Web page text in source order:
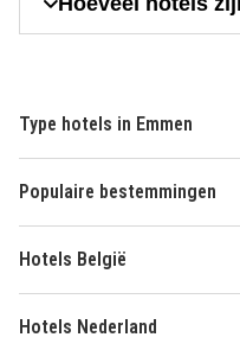
Type hotels in Emmen
Populaire bestemmingen
Hotels België
Hotels Nederland